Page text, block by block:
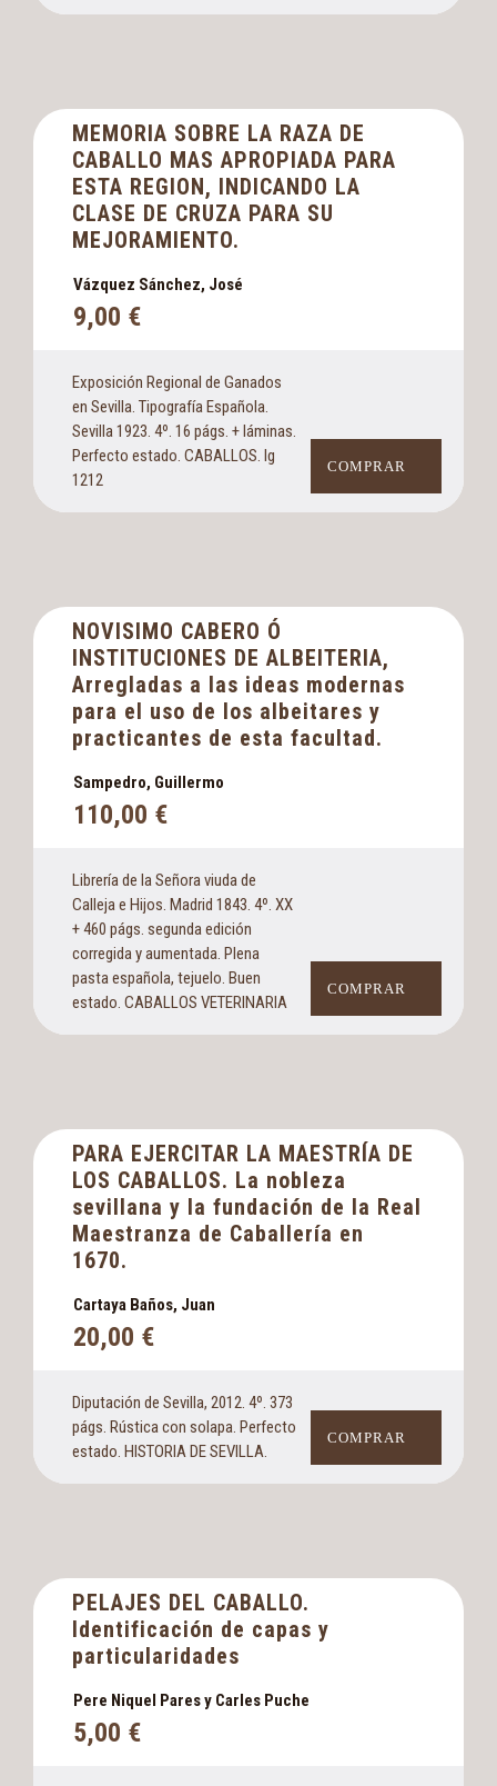
MEMORIA SOBRE LA RAZA DE
CABALLO MAS APROPIADA PARA
ESTA REGION, INDICANDO LA
CLASE DE CRUZA PARA SU
MEJORAMIENTO.
Vázquez Sánchez, José
9,00 €
Exposición Regional de Ganados
en Sevilla. Tipografía Española.
Sevilla 1923. 4º. 16 págs. + láminas.
Perfecto estado. CABALLOS. Ig
1212
COMPRAR
NOVISIMO CABERO Ó
INSTITUCIONES DE ALBEITERIA,
Arregladas a las ideas modernas
para el uso de los albeitares y
practicantes de esta facultad.
Sampedro, Guillermo
110,00 €
Librería de la Señora viuda de
Calleja e Hijos. Madrid 1843. 4º. XX
+ 460 págs. segunda edición
corregida y aumentada. Plena
pasta española, tejuelo. Buen
estado. CABALLOS VETERINARIA
COMPRAR
PARA EJERCITAR LA MAESTRÍA DE
LOS CABALLOS. La nobleza
sevillana y la fundación de la Real
Maestranza de Caballería en
1670.
Cartaya Baños, Juan
20,00 €
Diputación de Sevilla, 2012. 4º. 373
págs. Rústica con solapa. Perfecto
estado. HISTORIA DE SEVILLA.
COMPRAR
PELAJES DEL CABALLO.
Identificación de capas y
particularidades
Pere Niquel Pares y Carles Puche
5,00 €